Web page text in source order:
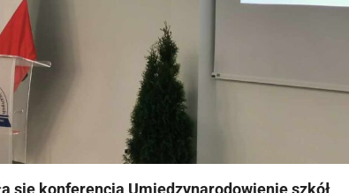
się konferencja Umiędzynarodowienie szkół